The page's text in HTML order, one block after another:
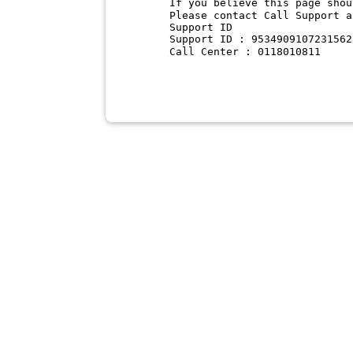
If you believe this page
Please contact Call Support
Support ID
Support ID :
Call Center : 0118010811